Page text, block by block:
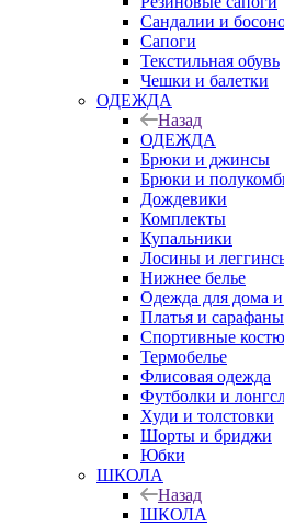
Сандалии и
Сапоги
Текстильная обувь
Чешки и балетки
ОДЕЖДА
Назад
ОДЕЖДА
Брюки и джинсы
Брюки и
Дождевики
Комплекты
Купальники
Лосины и
Нижнее белье
Одежда для дома
Платья и сарафаны
Спортивные
Термобелье
Флисовая одежда
Футболки и
Худи и толстовки
Шорты и бриджи
Юбки
ШКОЛА
Назад
ШКОЛА